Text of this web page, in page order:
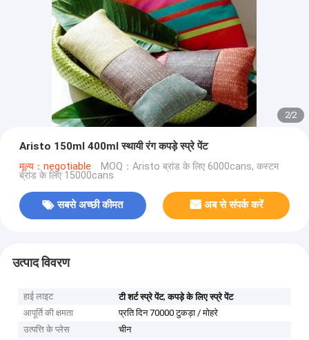
2/2
Aristo 150ml 400ml स्थायी रंग कपड़े स्प्रे पेंट
मूल्य：negotiable MOQ：Aristo ब्रांड के लिए 6000cans, कस्टम
ब्रांड के लिए 15000cans
सबसे अच्छी कीमत अब से संपर्क करें
उत्पाद विवरण
हाई लाइट टी शर्ट स्प्रे पेंट,कपड़े के लिए स्प्रे पेंट
आपूर्ति की क्षमता
प्रति दिन 70000 टुकड़ा / मोहरे
उत्पत्ति के प्लेस
चीन